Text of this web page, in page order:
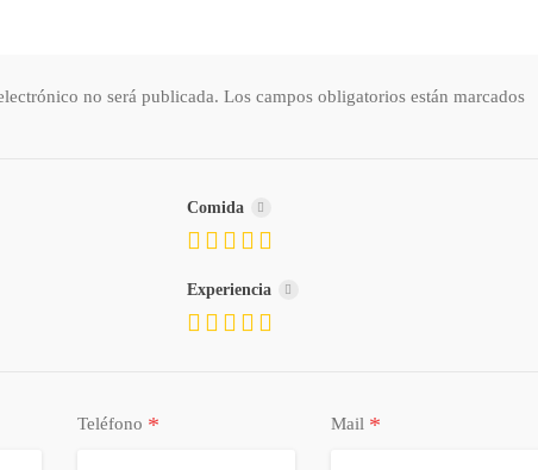
no será publicada. Los campos obligatorios están marcados
Comida
Experiencia
Teléfono * Mail *